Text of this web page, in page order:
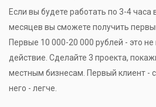
Если вы будете работать по 3-4 часа
месяцев вы сможете получить
Первые 10 000-20 000 рублей - это не
действие. Сделайте 3 проекта,
местным бизнесам. Первый клиент -
него - легче.